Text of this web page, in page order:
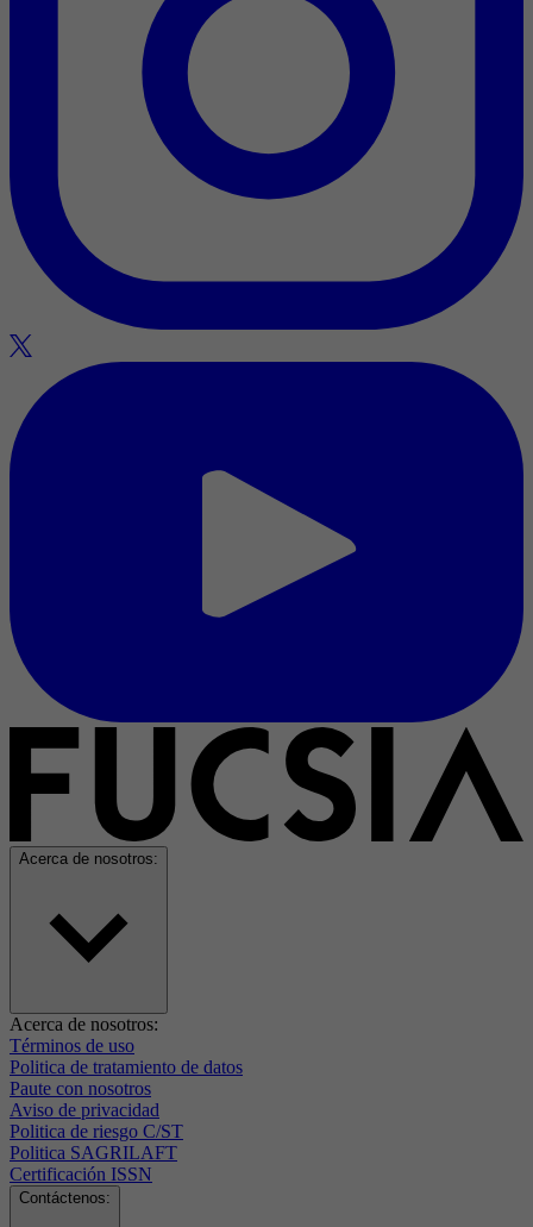
Acerca de nosotros:
Acerca de nosotros:
Términos de uso
Politica de tratamiento de datos
Paute con nosotros
Aviso de privacidad
Politica de riesgo C/ST
Politica SAGRILAFT
Certificación ISSN
Contáctenos: